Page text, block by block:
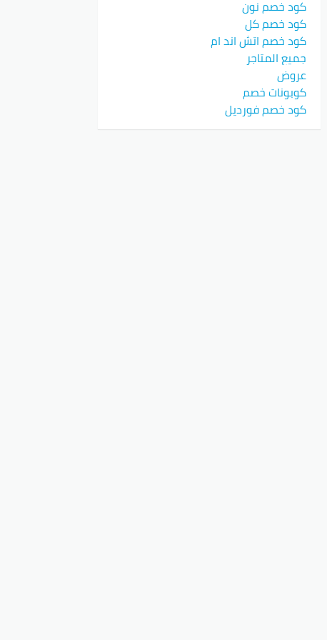
مثالية للأشخاص الذين يرغبون في
2026 كجزء من استراتيجيتها للتوسع في الشرق الأوسط، من خلال تقديم
العروض الحالية التي يمكن أن يستفيد
كود خصم نون
كود خصم كل
كود خصم اتش اند ام
جميع المتاجر
عروض
كوبونات خصم
كود خصم فورديل